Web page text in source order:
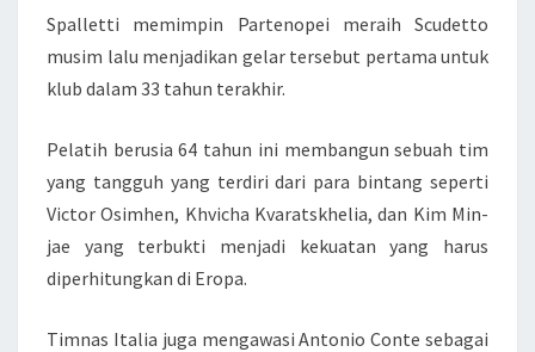
Spalletti memimpin Partenopei meraih Scudetto
musim lalu menjadikan gelar tersebut pertama untuk
klub dalam 33 tahun terakhir.
Pelatih berusia 64 tahun ini membangun sebuah tim
yang tangguh yang terdiri dari para bintang seperti
Victor Osimhen, Khvicha Kvaratskhelia, dan Kim Min-
jae yang terbukti menjadi kekuatan yang harus
diperhitungkan di Eropa.
Timnas Italia juga mengawasi Antonio Conte sebagai